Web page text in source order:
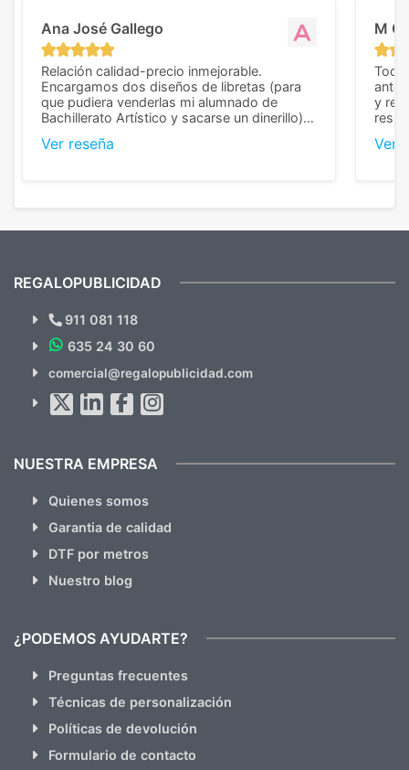
Ana José Gallego
Relación calidad-precio inmejorable.
Encargamos dos diseños de libretas (para
que pudiera venderlas mi alumnado de
Bachillerato Artístico y sacarse un dinerillo) y
diferencia, con libretas de muy buena calidad
Ver reseña
M C
Todo
y
Ver
¿Quieres ver nuestras últimas
Novedades y Ofertas?
hacemos Spam)
REGALOPUBLICIDAD
911 081 118
635 24 30 60
comercial@regalopublicidad.com
NUESTRA EMPRESA
Quienes somos
Garantia de calidad
DTF por metros
Nuestro blog
¿PODEMOS AYUDARTE?
Preguntas frecuentes
Técnicas de personalización
Políticas de devolución
Formulario de contacto